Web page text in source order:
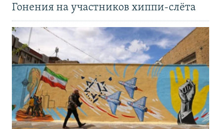
Гонения на участников хиппи-слёта